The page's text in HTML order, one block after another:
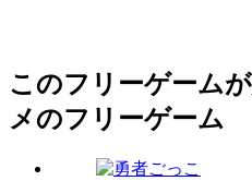
このフリーゲーム
メのフリーゲーム